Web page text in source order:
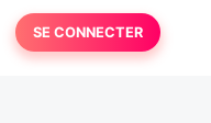
SE CONNECTER